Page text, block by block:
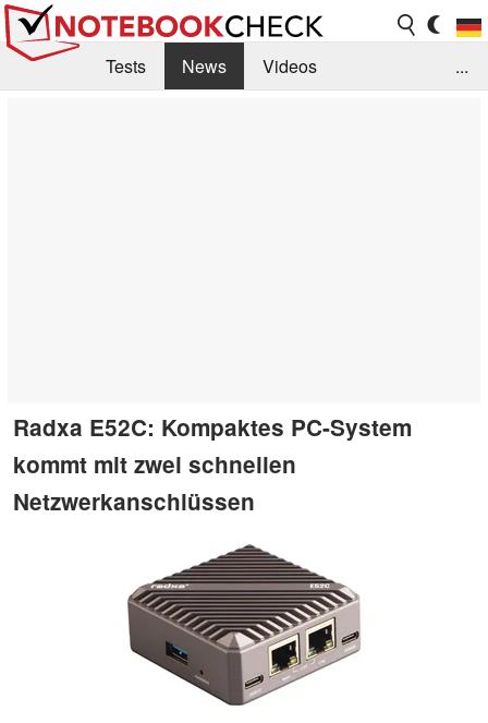
Tests News
Videos
...
Radxa E52C: Kompaktes PC-System
kommt mit zwei schnellen
Netzwerkanschlüssen